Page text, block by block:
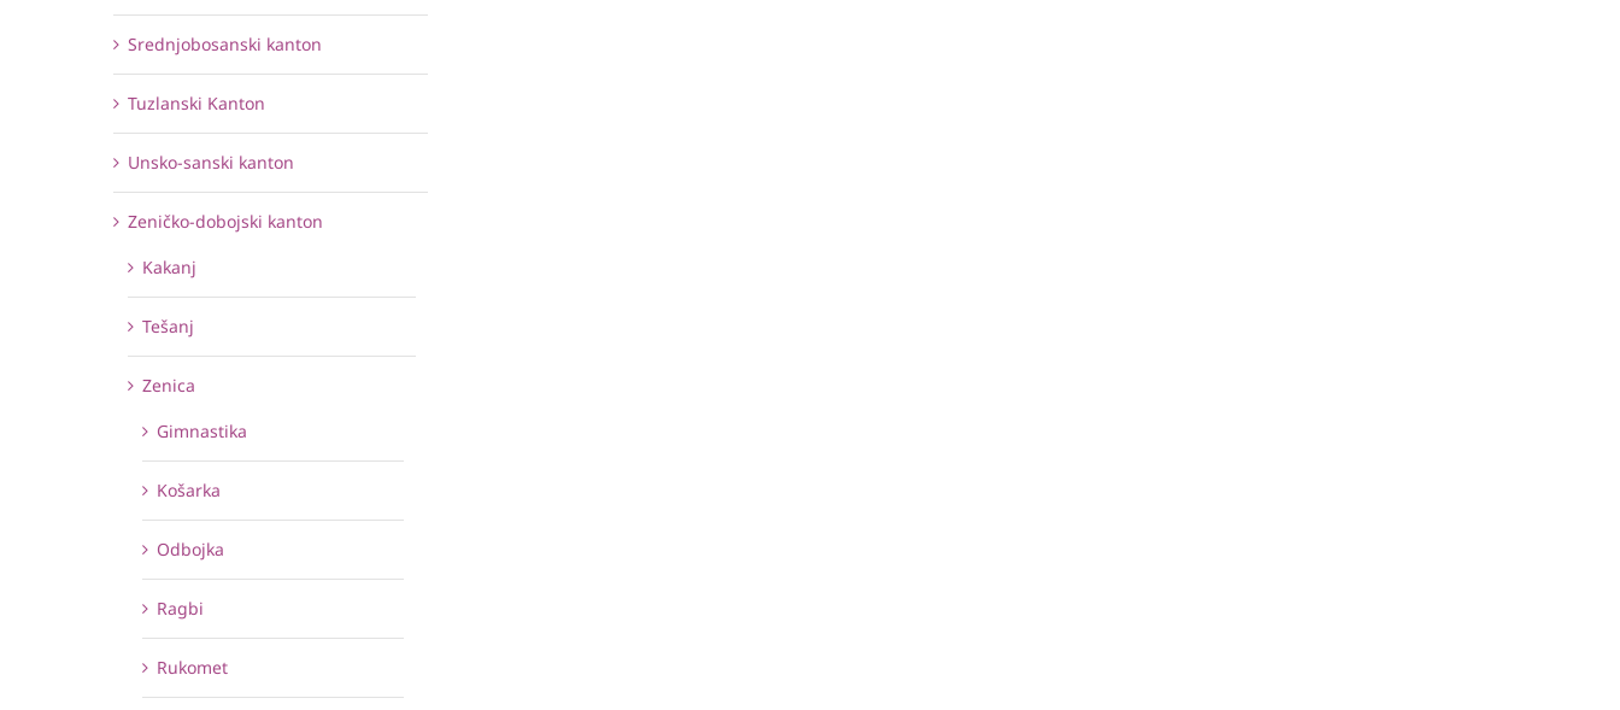
Srednjobosanski kanton
Tuzlanski Kanton
Unsko-sanski kanton
Zeničko-dobojski kanton
Kakanj
Tešanj
Zenica
Gimnastika
Košarka
Odbojka
Ragbi
Rukomet